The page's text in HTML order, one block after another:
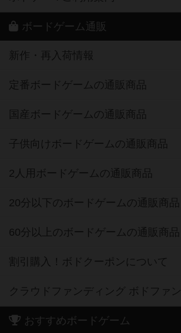
ボードゲーム通販
新作・再入荷情報
定番ボードゲームの通販商品
国産ボードゲームの通販商品
子供向けボードゲームの通販商品
2人用ボードゲームの通販商品
20分以下のボードゲームの通販商品
60分以上のボードゲームの通販商品
割引購入！ボドクーポンについて
クラウドファンディング ボドファン
おすすめボードゲーム